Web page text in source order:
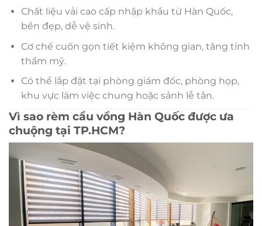
Chất liệu vải cao cấp nhập khẩu từ Hàn Quốc,
bền đẹp, dễ vệ sinh.
Cơ chế cuốn gọn tiết kiệm không gian, tăng tính
thẩm mỹ.
Có thể lắp đặt tại phòng giám đốc, phòng họp,
khu vực làm việc chung hoặc sảnh lễ tân.
Vì sao rèm cầu vồng Hàn Quốc được ưa
chuộng tại TP.HCM?